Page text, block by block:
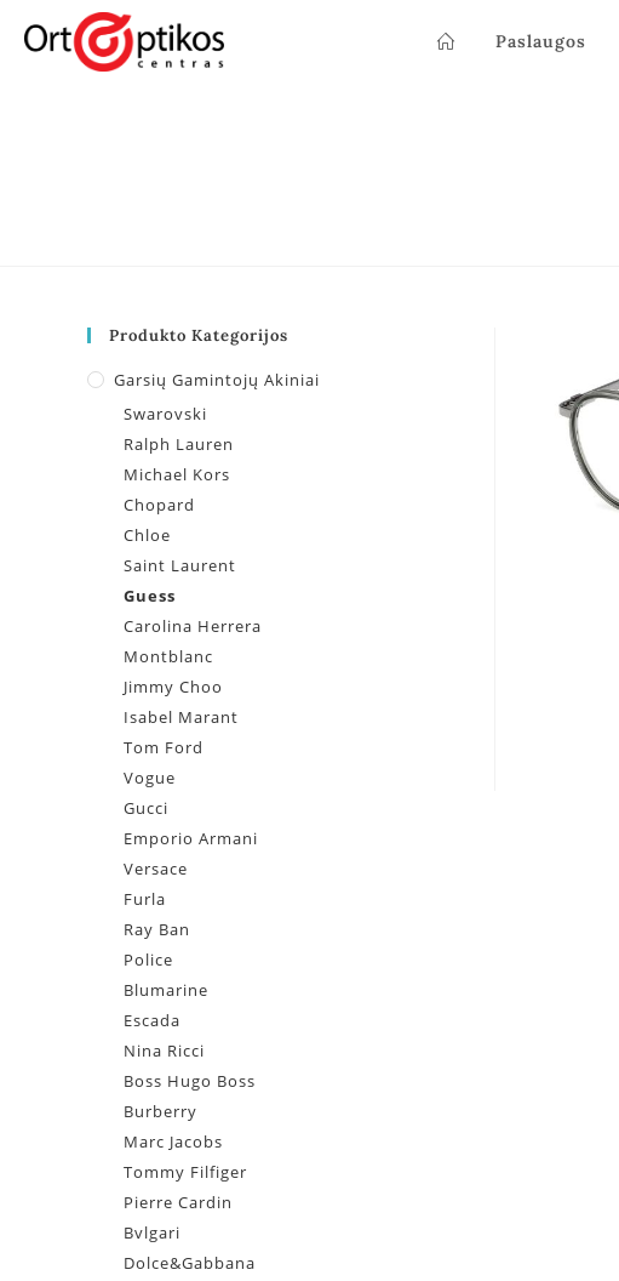
Paslaugos
Produkto Kategorijos
Garsių Gamintojų Akiniai
Swarovski
Ralph Lauren
Michael Kors
Chopard
Chloe
Saint Laurent
Guess
Carolina Herrera
Montblanc
Jimmy Choo
Isabel Marant
Tom Ford
Vogue
Gucci
Emporio Armani
Versace
Furla
Ray Ban
Police
Blumarine
Escada
Nina Ricci
Boss Hugo Boss
Burberry
Marc Jacobs
Tommy Filfiger
Pierre Cardin
Bvlgari
Dolce&Gabbana